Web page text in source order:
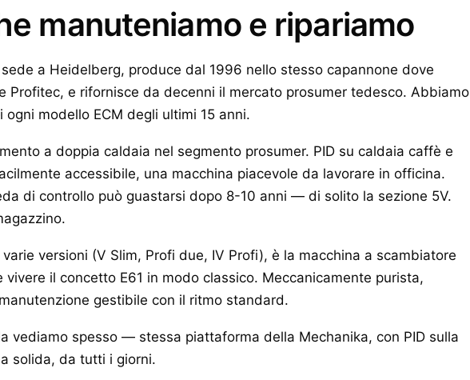
manuteniamo e ripariamo
a Heidelberg, produce dal 1996 nello stesso capannone dove
Profitec, e rifornisce da decenni il mercato prosumer tedesco. Abbiamo
modello ECM degli ultimi 15 anni.
a doppia caldaia nel segmento prosumer. PID su caldaia caffè e
accessibile, una macchina piacevole da lavorare in officina.
di controllo può guastarsi dopo 8-10 anni — di solito la sezione 5V.
versioni (V Slim, Profi due, IV Profi), è la macchina a scambiatore
vivere il concetto E61 in modo classico. Meccanicamente purista,
gestibile con il ritmo standard.
vediamo spesso — stessa piattaforma della Mechanika, con PID sulla
solida, da tutti i giorni.